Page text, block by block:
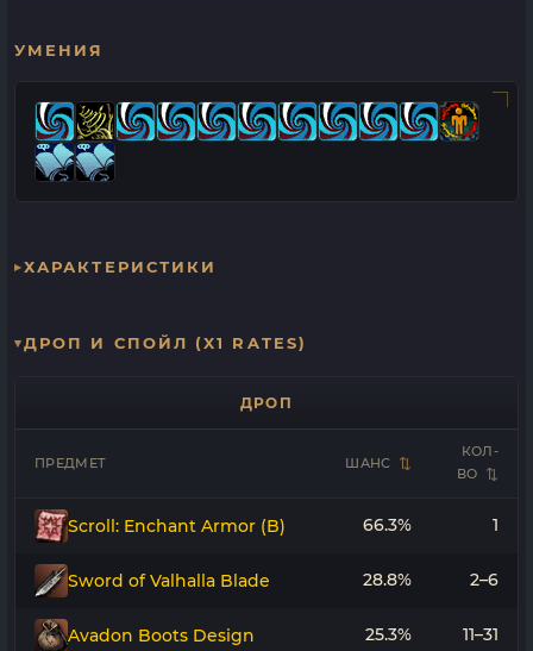
УМЕНИЯ
ХАРАКТЕРИСТИКИ
ДРОП И СПОЙЛ (X1 RATES)
ДРОП
ПРЕДМЕТ ШАНС
КОЛ-
ВО
Scroll: Enchant Armor (B) 66.3% 1
Sword of Valhalla Blade 28.8% 2–6
Avadon Boots Design 25.3% 11–31